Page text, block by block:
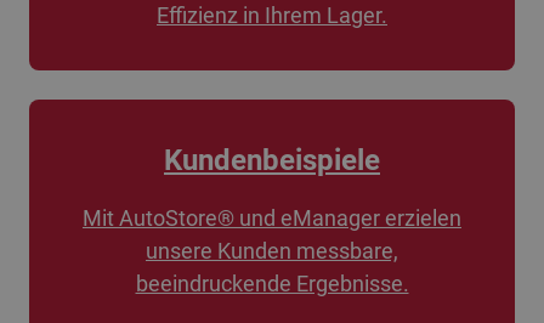
Effizienz in Ihrem Lager.
Kundenbeispiele
Mit AutoStore® und eManager erzielen
unsere Kunden messbare,
beeindruckende Ergebnisse.